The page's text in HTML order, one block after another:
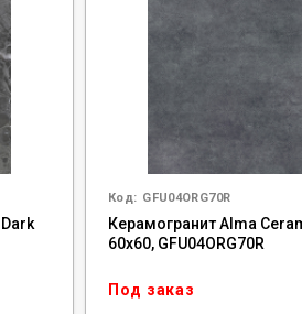
Код: GFU04ORG70R
Керамогранит Alma
60x60, GFU04ORG70R
Под заказ